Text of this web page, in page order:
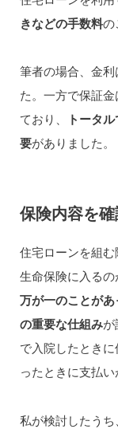
きなどの手数料の
筆者の場合、金
た。一方で保証
ており、
トータ
要がありました。
保険内容を
住宅ローンを組む
生命保険に入るの
万が一のことが
の重要な仕組みが
で入院したとき
ったときに支払い
私が検討したう